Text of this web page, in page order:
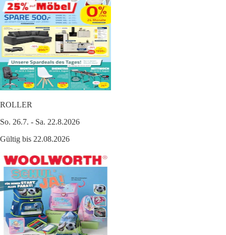
ROLLER
So. 26.7. - Sa. 22.8.2026
Gültig bis 22.08.2026